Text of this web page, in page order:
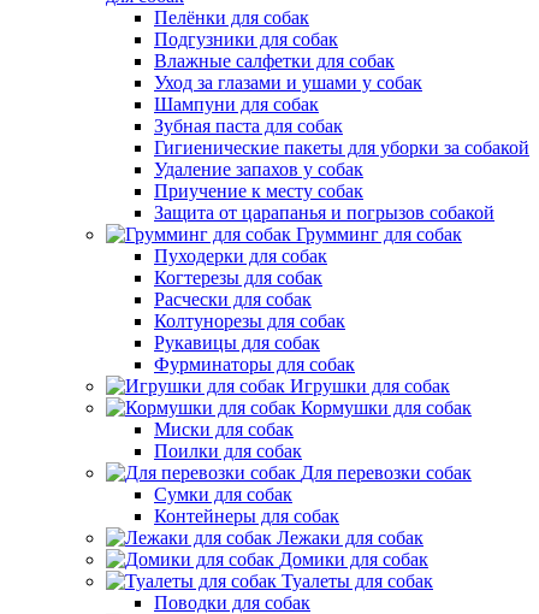
Пелёнки для собак
Подгузники для собак
Влажные салфетки для собак
Уход за глазами и ушами у собак
Шампуни для собак
Зубная паста для собак
Гигиенические пакеты для уборки за собакой
Удаление запахов у собак
Приучение к месту собак
Защита от царапанья и погрызов собакой
Грумминг для собак
Пуходерки для собак
Когтерезы для собак
Расчески для собак
Колтунорезы для собак
Рукавицы для собак
Фурминаторы для собак
Игрушки для собак
Кормушки для собак
Миски для собак
Поилки для собак
Для перевозки собак
Сумки для собак
Контейнеры для собак
Лежаки для собак
Домики для собак
Туалеты для собак
Поводки для собак